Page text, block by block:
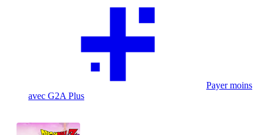
Payer moins
avec G2A Plus